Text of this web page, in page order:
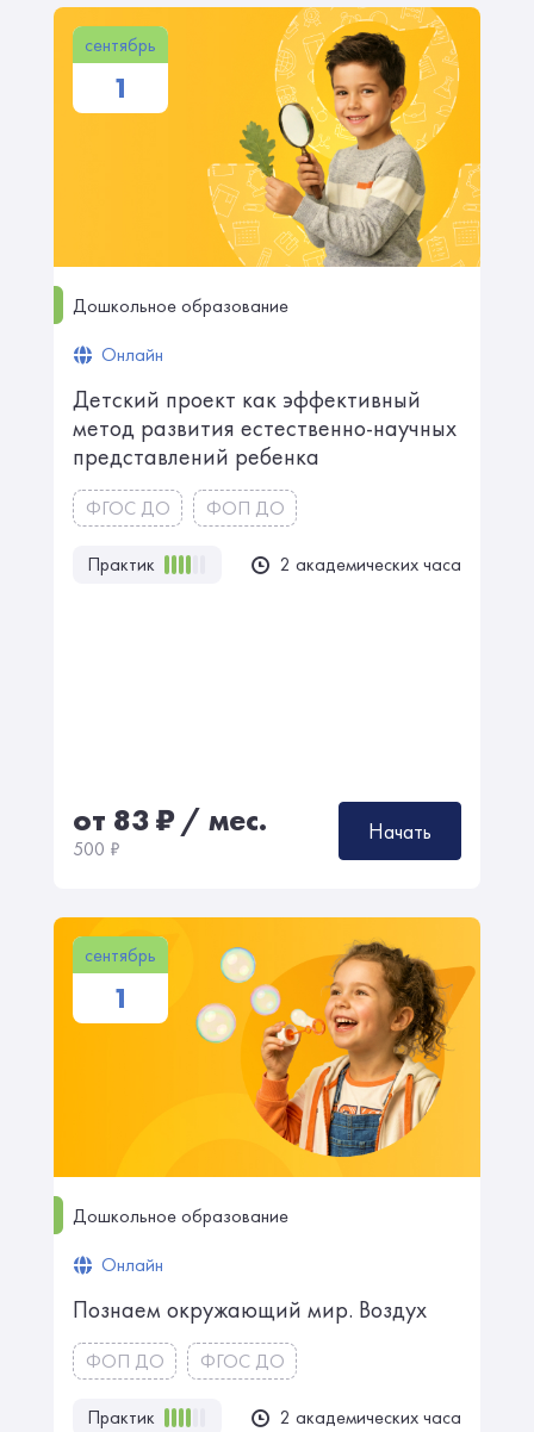
сентябрь
1
Дошкольное образование
Онлайн
Детский проект как эффективный
метод развития естественно-научных
представлений ребенка
ФГОС ДО ФОП ДО
Практик 2 академических часа
от 83₽/ мес.
500 ₽
Начать
сентябрь
1
Дошкольное образование
Онлайн
Познаем окружающий мир. Воздух
ФОП ДО ФГОС ДО
Практик 2 академических часа